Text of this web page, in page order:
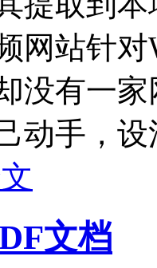
网站针
没有一
动手，
文档